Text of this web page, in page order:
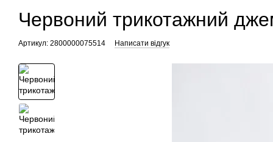
Червоний трикотажний
Артикул: 2800000075514 Написати відгук